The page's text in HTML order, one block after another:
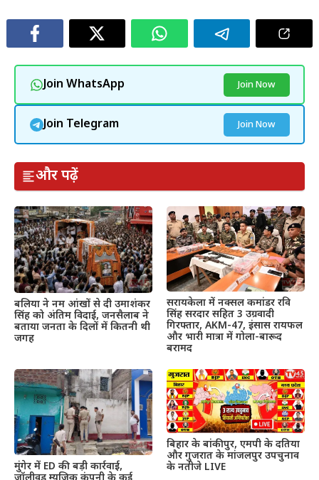
Join WhatsApp Join Now
Join Telegram Join Now
और पढ़ें
बलिया ने नम आंखों से दी उमाशंकर
सिंह को अंतिम विदाई, जनसैलाब ने
बताया जनता के दिलों में कितनी थी
जगह
सरायकेला में नक्सल कमांडर रवि
सिंह सरदार सहित 3 उग्रवादी
गिरफ्तार, AKM-47, इंसास रायफल
और भारी मात्रा में गोला-बारूद
बरामद
मुंगेर में ED की बड़ी कार्रवाई,
बिहार के बांकीपुर, एमपी के दतिया
और गुजरात के मांजलपुर उपचुनाव
के नतीजे LIVE